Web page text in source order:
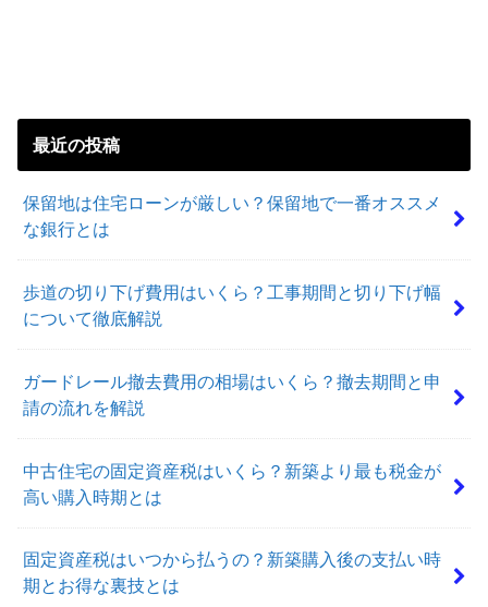
最近の投稿
保留地は住宅ローンが厳しい？保留地で一番オススメ
な銀行とは
歩道の切り下げ費用はいくら？工事期間と切り下げ幅
について徹底解説
ガードレール撤去費用の相場はいくら？撤去期間と申
請の流れを解説
中古住宅の固定資産税はいくら？新築より最も税金が
高い購入時期とは
固定資産税はいつから払うの？新築購入後の支払い時
期とお得な裏技とは